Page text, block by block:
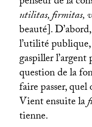
utilitas, firmitas,
beauté].
l’utilité
gaspiller l’argent
question de la
faire passer,
Vient ensuite la
tienne.